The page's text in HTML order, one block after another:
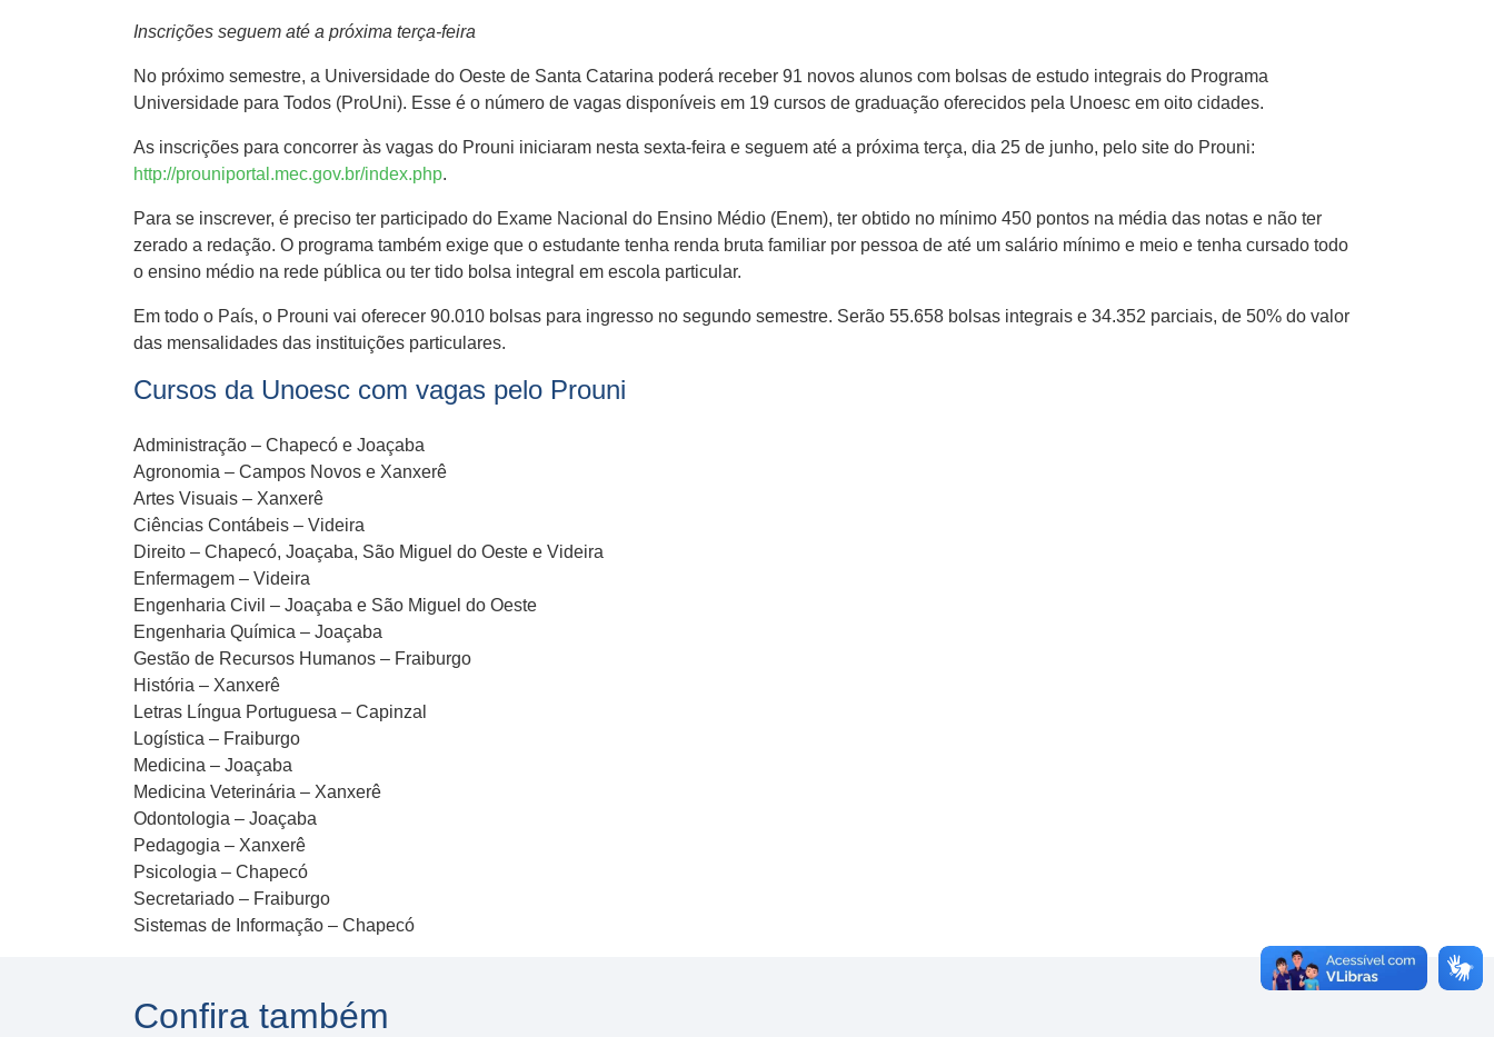
Inscrições seguem até a próxima terça-feira
No próximo semestre, a Universidade do Oeste de Santa Catarina poderá receber 91 novos alunos com bolsas de estudo integrais do Programa
Universidade para Todos (ProUni). Esse é o número de vagas disponíveis em 19 cursos de graduação oferecidos pela Unoesc em oito cidades.
As inscrições para concorrer às vagas do Prouni iniciaram nesta sexta-feira e seguem até a próxima terça, dia 25 de junho, pelo site do Prouni:
http://prouniportal.mec.gov.br/index.php.
Para se inscrever, é preciso ter participado do Exame Nacional do Ensino Médio (Enem), ter obtido no mínimo 450 pontos na média das notas e não ter
zerado a redação. O programa também exige que o estudante tenha renda bruta familiar por pessoa de até um salário mínimo e meio e tenha cursado todo
o ensino médio na rede pública ou ter tido bolsa integral em escola particular.
Em todo o País, o Prouni vai oferecer 90.010 bolsas para ingresso no segundo semestre. Serão 55.658 bolsas integrais e 34.352 parciais, de 50% do valor
das mensalidades das instituições particulares.
Cursos da Unoesc com vagas pelo Prouni
Administração – Chapecó e Joaçaba
Agronomia – Campos Novos e Xanxerê
Artes Visuais – Xanxerê
Ciências Contábeis – Videira
Direito – Chapecó, Joaçaba, São Miguel do Oeste e Videira
Enfermagem – Videira
Engenharia Civil – Joaçaba e São Miguel do Oeste
Engenharia Química – Joaçaba
Gestão de Recursos Humanos – Fraiburgo
História – Xanxerê
Letras Língua Portuguesa – Capinzal
Logística – Fraiburgo
Medicina – Joaçaba
Medicina Veterinária – Xanxerê
Odontologia – Joaçaba
Pedagogia – Xanxerê
Psicologia – Chapecó
Secretariado – Fraiburgo
Sistemas de Informação – Chapecó
Confira também